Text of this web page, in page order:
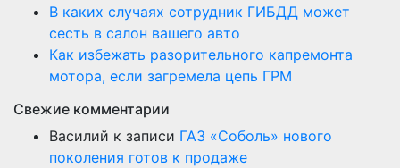
В каких случаях сотрудник ГИБДД может
сесть в салон вашего авто
Как избежать разорительного капремонта
мотора, если загремела цепь ГРМ
Свежие комментарии
Василий к записи ГАЗ «Соболь» нового
поколения готов к продаже